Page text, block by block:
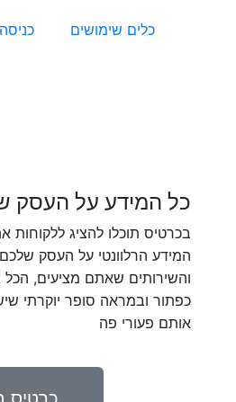
כניסה כלים שימושים
כל המידע על העסק
בכרטיס תוכלו להציג ללקוחות
המידע הרלוונטי על העסק שלכם
והשירותים שאתם מציעים,
כפתור ובמראה סופר יוקרתי
אותם פעורי פה